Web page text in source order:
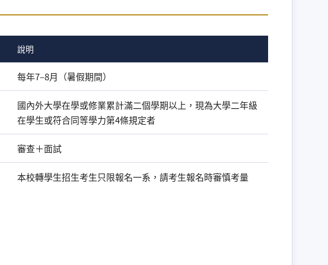
說明
每年7–8月（暑假期間）
國內外大學在學或修業累計滿二個學期以上，現為大學二年級
在學生或符合同等學力第4條規定者
審查＋面試
本校轉學生招生考生只限報名一系，請考生報名時審慎考量